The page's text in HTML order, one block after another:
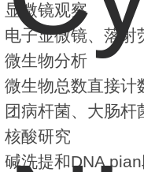
显微镜观察
电子显微镜、落射
微生物分析
微生物总数直接计
团病杆菌、大肠
核酸研究
碱洗提和DNA